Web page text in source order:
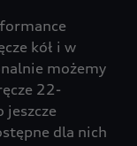
kół i w
możemy
22-
jeszcze
dla nich